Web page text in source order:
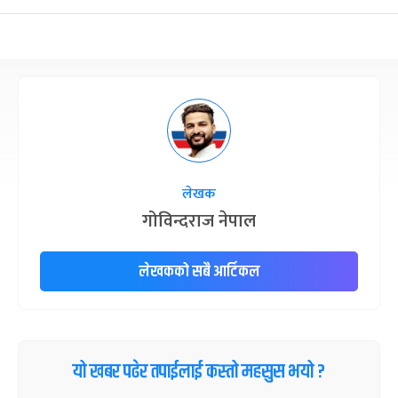
Dec 25, 2026
Jan 11, 2027
शुक्र माघ १, २०८३-Jan 15, 2027
लेखक
गोविन्दराज नेपाल
लेखकको सबै आर्टिकल
यो खबर पढेर तपाईलाई कस्तो महसुस भयो ?